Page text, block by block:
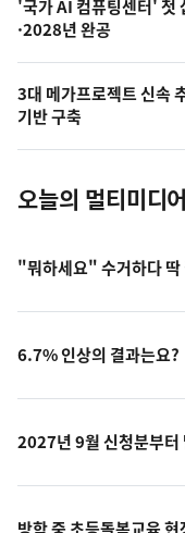
오
의
사
진
'국가 AI 컴퓨팅센터'
·2028년 완공
3대 메가프로젝트 신속
기반 구축
오늘의 멀티미디어
"뭐하세요" 수거하다 딱
6.7% 인상의 결과는요?
2027년 9월 신청분부